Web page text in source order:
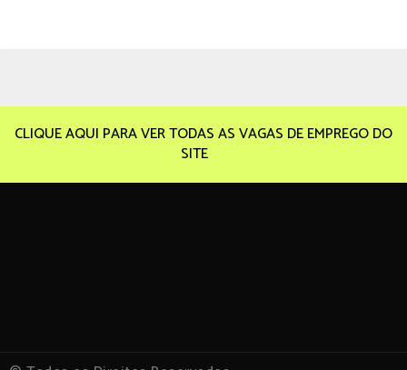
CLIQUE AQUI PARA VER TODAS AS VAGAS DE EMPREGO DO
SITE